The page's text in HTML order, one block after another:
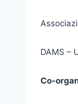
DAMS –
Co-